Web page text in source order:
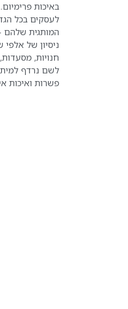
לעסקים בכל
המותגית שלהם
ניסיון של
חנויות,
לשם נרדף
פשרות ואיכות